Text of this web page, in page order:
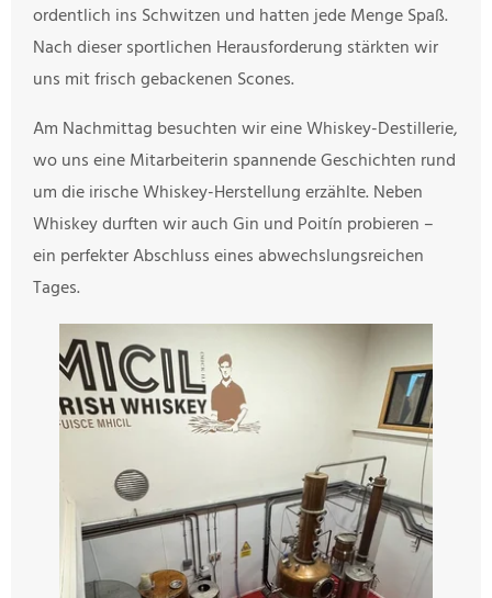
ordentlich ins Schwitzen und hatten jede Menge Spaß.
Nach dieser sportlichen Herausforderung stärkten wir
uns mit frisch gebackenen Scones.
Am Nachmittag besuchten wir eine Whiskey-Destillerie,
wo uns eine Mitarbeiterin spannende Geschichten rund
um die irische Whiskey-Herstellung erzählte. Neben
Whiskey durften wir auch Gin und Poitín probieren –
ein perfekter Abschluss eines abwechslungsreichen
Tages.